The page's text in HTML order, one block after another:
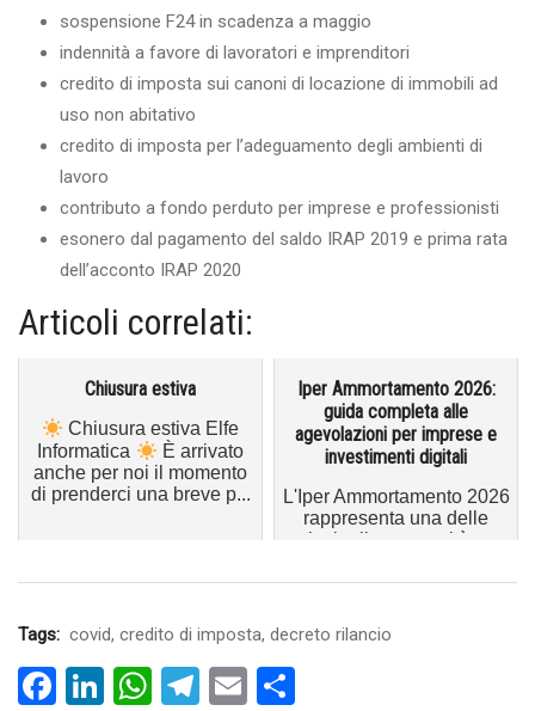
sospensione F24 in scadenza a maggio
indennità a favore di lavoratori e imprenditori
credito di imposta sui canoni di locazione di immobili ad
uso non abitativo
credito di imposta per l’adeguamento degli ambienti di
lavoro
contributo a fondo perduto per imprese e professionisti
esonero dal pagamento del saldo IRAP 2019 e prima rata
dell’acconto IRAP 2020
Articoli correlati:
Chiusura estiva
Chiusura estiva Elfe
Informatica
È arrivato
anche per noi il momento
di prenderci una breve p...
Iper Ammortamento 2026:
guida completa alle
agevolazioni per imprese e
investimenti digitali
L'Iper Ammortamento 2026
rappresenta una delle
principali opportunità per
i...
Tags: covid, credito di imposta, decreto rilancio
Facebook
LinkedIn
WhatsApp
Telegram
Email